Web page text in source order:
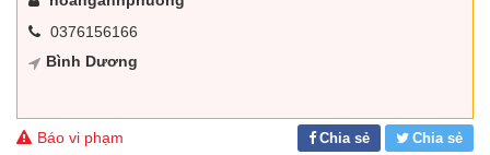
0376156166
Bình Dương
Báo vi phạm Chia sẻ Chia sẻ